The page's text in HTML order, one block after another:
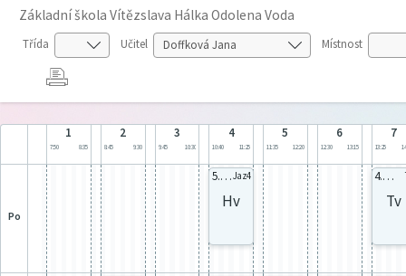
Základní škola Vítězslava Hálka Odolena Voda
Třída Učitel Místnost
1
7:50 8:35
2
8:45 9:30
3
9:45 10:30
4
10:40 11:25
5
11:35 12:20
6
12:30 13:15
7
13:25
po
5.C celáJaz4
Hv
4.B celá
Tv